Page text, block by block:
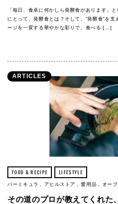
「毎日、食卓に何かしら発酵食があります」
にとって、発酵食とは？そして、”発酵食”を
ージを一変する華やかな彩りで、食べる […]
ARTICLES
FOOD & RECIPE LIFESTYLE
バーミキュラ アヒルストア 愛用品 オー
その道のプロが教えてくれた